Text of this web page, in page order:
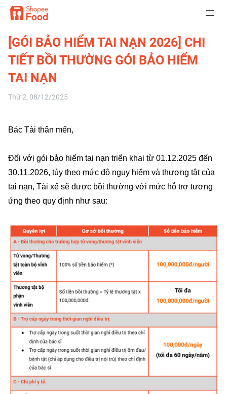
[GÓI BẢO HIỂM TAI NẠN 2026] CHI
TIẾT BỒI THƯỜNG GÓI BẢO HIỂM
TAI NẠN
Thứ 2, 08/12/2025
Bác Tài thân mến,
Đối với gói bảo hiểm tai nạn triển khai từ 01.12.2025 đến
30.11.2026, tùy theo mức độ nguy hiểm và thương tật của
tai nạn, Tài xế sẽ được bồi thường với mức hỗ trợ tương
ứng theo quy định như sau: